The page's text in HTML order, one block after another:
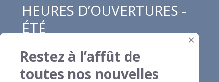
HEURES D’OUVERTURES -
ÉTÉ
Lundi au jeudi : 8h00 à 12h00 et de 13h00
à 16h30
×
Restez à l’affût de
toutes nos nouvelles